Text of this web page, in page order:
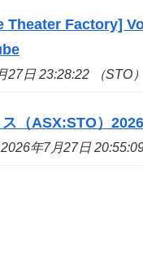
Theater Factory]
27日 23:28:22 （STO）
（ASX:STO）
年7月27日 20:55:09